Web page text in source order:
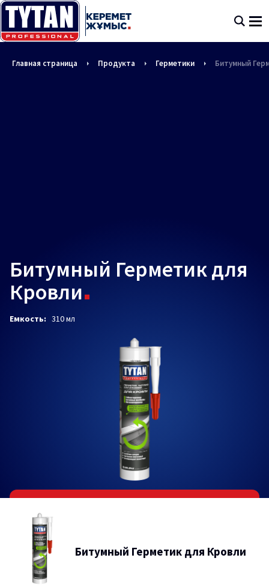
Главная страница Продукта Герметики Битумный
Битумный Герметик для
Кровли
Емкость: 310 мл
Битумный Герметик для Кровли